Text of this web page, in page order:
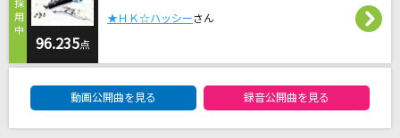
シングルベッド
シャ乱Q
[生音]岬めぐり
ウィークエンド
96.235点
★ＨＫ☆ハッシーさん
動画公開曲を見る 録音公開曲を見る